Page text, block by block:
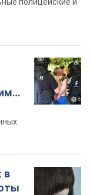
полицейские и
в